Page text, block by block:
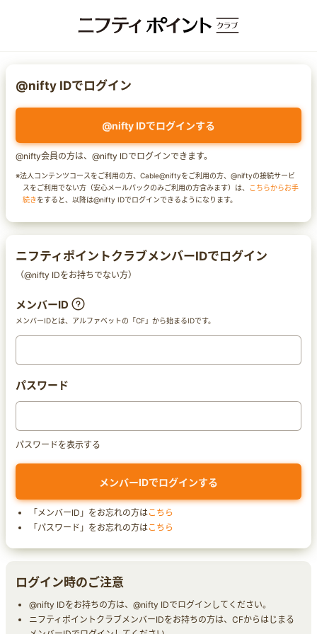
@nifty IDでログイン
@nifty IDでログインする
@nifty会員の方は、@nifty IDでログインできます。
※法人コンテンツコースをご利用の方、Cable@niftyをご利用の方、@niftyの接続サービ
スをご利用でない方（安心メールパックのみご利用の方含みます）は、 こちらからお手
続きをすると、以降は@nifty IDでログインできるようになります。
ニフティポイントクラブメンバーIDでログイン
（@nifty IDをお持ちでない方）
メンバーID
メンバーIDとは、アルファベットの「CF」から始まるIDです。
パスワード
パスワードを表示する
「メンバーID」をお忘れの方はこちら
「パスワード」をお忘れの方はこちら
ログイン時のご注意
@nifty IDをお持ちの方は、@nifty IDでログインしてください。
ニフティポイントクラブメンバーIDをお持ちの方は、CFからはじまる